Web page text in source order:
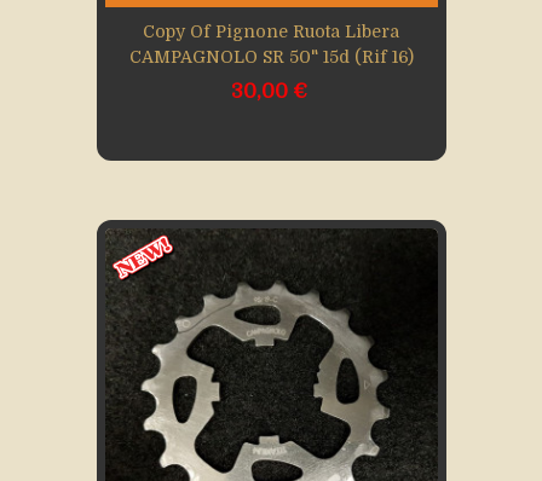
Copy Of Pignone Ruota Libera
CAMPAGNOLO SR 50" 15d (Rif 16)
30,00 €